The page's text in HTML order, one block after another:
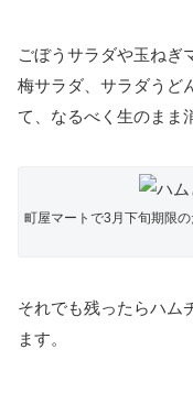
ごぼうサラダや玉ねぎ
梅サラダ、サラダうど
て、なるべく生のまま
町屋マートで3月下旬期限
それでも残ったらハム
ます。